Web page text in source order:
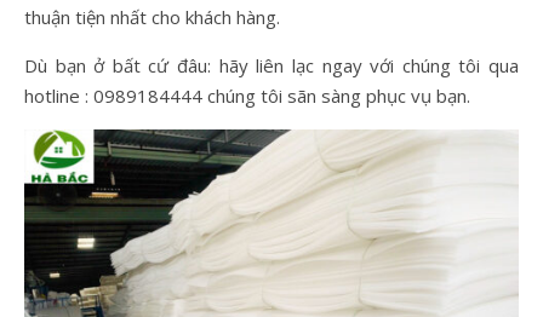
thuận tiện nhất cho khách hàng.
Dù bạn ở bất cứ đâu: hãy liên lạc ngay với chúng tôi qua
hotline : 0989184444 chúng tôi sãn sàng phục vụ bạn.